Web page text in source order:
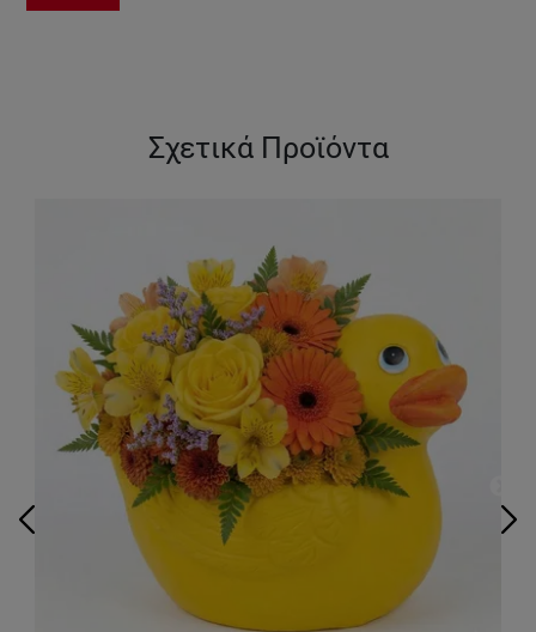
Σχετικά Προϊόντα